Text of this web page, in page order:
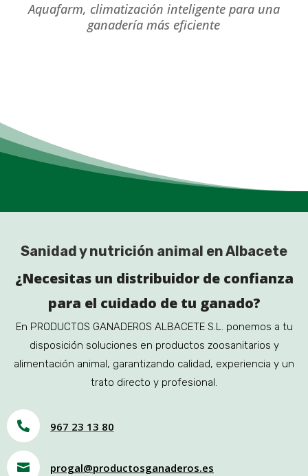
Aquafarm, climatización inteligente para una
ganadería más eficiente
Sanidad y nutrición animal en Albacete
¿Necesitas un distribuidor de confianza
para el cuidado de tu ganado?
En PRODUCTOS GANADEROS ALBACETE S.L. ponemos a tu
disposición soluciones en productos zoosanitarios y
alimentación animal, garantizando calidad, experiencia y un
trato directo y profesional.
 967 23 13 80
 progal@productosganaderos.es